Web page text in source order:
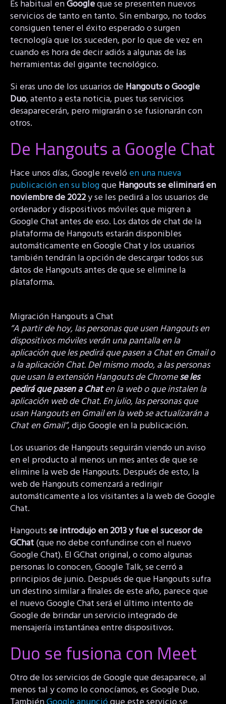
Es habitual enGoogleque se presenten nuevos
servicios de tanto en tanto. Sin embargo, no todos
consiguen tener el éxito esperado o surgen
tecnología que los suceden, por lo que de vez en
cuando es hora de decir adiós a algunas de las
herramientas del gigante tecnológico.
Si eras uno de los usuarios deHangouts o Google
Duo, atento a esta noticia, pues tus servicios
desaparecerán, pero migrarán o se fusionarán con
otros.
De Hangouts a Google Chat
Hace unos días, Google revelóen una nueva
publicación en su blogqueHangouts se eliminará en
noviembre de 2022y se les pedirá a los usuarios de
ordenador y dispositivos móviles que migren a
Google Chat antes de eso. Los datos de chat de la
plataforma de Hangouts estarán disponibles
automáticamente en Google Chat y los usuarios
también tendrán la opción de descargar todos sus
datos de Hangouts antes de que se elimine la
plataforma.
Migración Hangouts a Chat
“A partir de hoy, las personas que usen Hangouts en
dispositivos móviles verán una pantalla en la
aplicación que les pedirá que pasen a Chat en Gmail o
a la aplicación Chat. Del mismo modo, a las personas
que usan la extensión Hangouts de Chromese les
pedirá que pasen a Chaten la web o que instalen la
aplicación web de Chat. En julio, las personas que
usan Hangouts en Gmail en la web se actualizarán a
Chat en Gmail”, dijo Google en la publicación.
Los usuarios de Hangouts seguirán viendo un aviso
en el producto al menos un mes antes de que se
elimine la web de Hangouts. Después de esto, la
web de Hangouts comenzará a redirigir
automáticamente a los visitantes a la web de Google
Chat.
Hangoutsse introdujo en 2013 y fue el sucesor de
GChat(que no debe confundirse con el nuevo
Google Chat). El GChat original, o como algunas
personas lo conocen, Google Talk, se cerró a
principios de junio. Después de que Hangouts sufra
un destino similar a finales de este año, parece que
el nuevo Google Chat será el último intento de
Google de brindar un servicio integrado de
mensajería instantánea entre dispositivos.
Duo se fusiona con Meet
Otro de los servicios de Google que desaparece, al
menos tal y como lo conocíamos, es Google Duo.